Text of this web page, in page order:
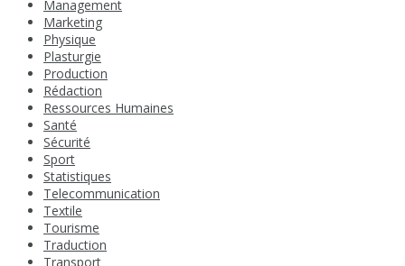
Management
Marketing
Physique
Plasturgie
Production
Rédaction
Ressources Humaines
Santé
Sécurité
Sport
Statistiques
Telecommunication
Textile
Tourisme
Traduction
Transport